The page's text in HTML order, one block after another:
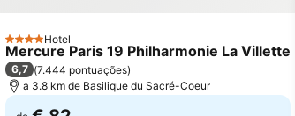
4 Estrelas
Hotel
Mercure Paris 19 Philharmonie La Villette
6,7 (7.444 pontuações)
a 3.8 km de Basilique du Sacré-Coeur